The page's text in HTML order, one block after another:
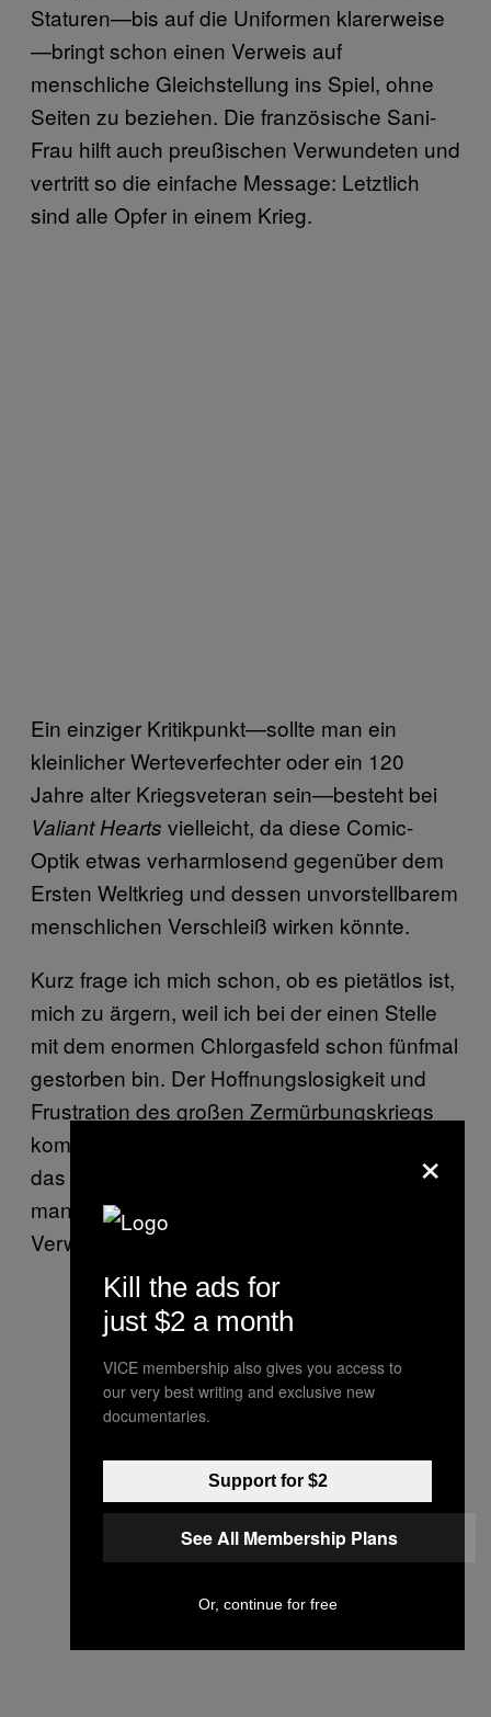
Staturen—bis auf die Uniformen klarerweise
—bringt schon einen Verweis auf
menschliche Gleichstellung ins Spiel, ohne
Seiten zu beziehen. Die französische Sani-
Frau hilft auch preußischen Verwundeten und
vertritt so die einfache Message: Letztlich
sind alle Opfer in einem Krieg.
Ein einziger Kritikpunkt—sollte man ein
kleinlicher Werteverfechter oder ein 120
Jahre alter Kriegsveteran sein—besteht bei
Valiant Hearts vielleicht, da diese Comic-
Optik etwas verharmlosend gegenüber dem
Ersten Weltkrieg und dessen unvorstellbarem
menschlichen Verschleiß wirken könnte.
Kurz frage ich mich schon, ob es pietätlos ist,
mich zu ärgern, weil ich bei der einen Stelle
mit dem enormen Chlorgasfeld schon fünfmal
gestorben bin. Der Hoffnungslosigkeit und
Frustration des großen Zermürbungskriegs
kommt das ja nicht wirklich gleich. Oder ist
das eingebaute Minigame vertretbar, bei dem
man mit einer
Verwundeten den Arm absägt?
×
Kill the ads for
just $2 a month
VICE membership also gives you access to
our very best writing and exclusive new
documentaries.
Support for $2
See All Membership Plans
Or, continue for free